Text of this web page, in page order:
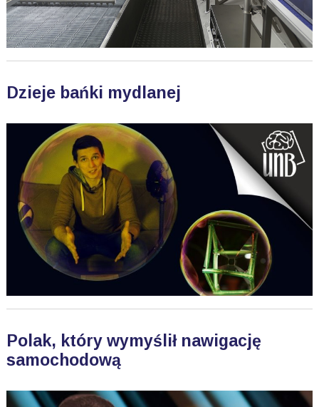
Dzieje bańki mydlanej
Polak, który wymyślił nawigację
samochodową